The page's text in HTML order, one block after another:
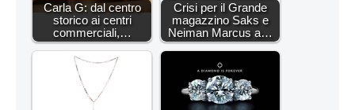
Carla G: dal centro
storico ai centri
commerciali,…
Crisi per il Grande
magazzino Saks e
Neiman Marcus a…